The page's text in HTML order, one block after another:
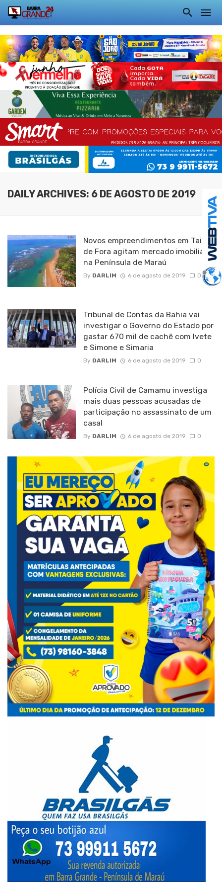
DAILY ARCHIVES: 6 DE AGOSTO DE 2019
Novos empreendimentos em Taipu
de Fora agitam mercado imobiliário
na Península de Maraú
By DARLIM 6 de agosto de 2019 0
Tribunal de Contas da Bahia vai
investigar o Governo do Estado por
gastar 670 mil de cachê com Ivete
e Simone e Simaria
By DARLIM 6 de agosto de 2019 0
Polícia Civil de Camamu investiga
mais duas pessoas acusadas de
participação no assassinato de um
casal
By DARLIM 6 de agosto de 2019 0